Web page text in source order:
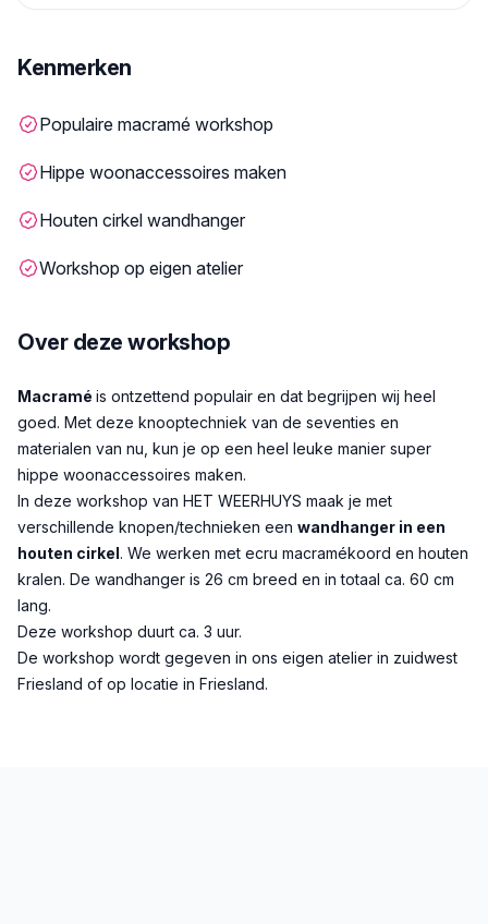
Kenmerken
Populaire macramé workshop
Hippe woonaccessoires maken
Houten cirkel wandhanger
Workshop op eigen atelier
Over deze workshop
Beschrijving
Macramé is ontzettend populair en dat begrijpen wij heel
goed. Met deze knooptechniek van de seventies en
materialen van nu, kun je op een heel leuke manier super
hippe woonaccessoires maken.
In deze workshop van HET WEERHUYS maak je met
verschillende knopen/technieken een wandhanger in een
houten cirkel. We werken met ecru macramékoord en houten
kralen. De wandhanger is 26 cm breed en in totaal ca. 60 cm
lang.
Deze workshop duurt ca. 3 uur.
De workshop wordt gegeven in ons eigen atelier in zuidwest
Friesland of op locatie in Friesland.